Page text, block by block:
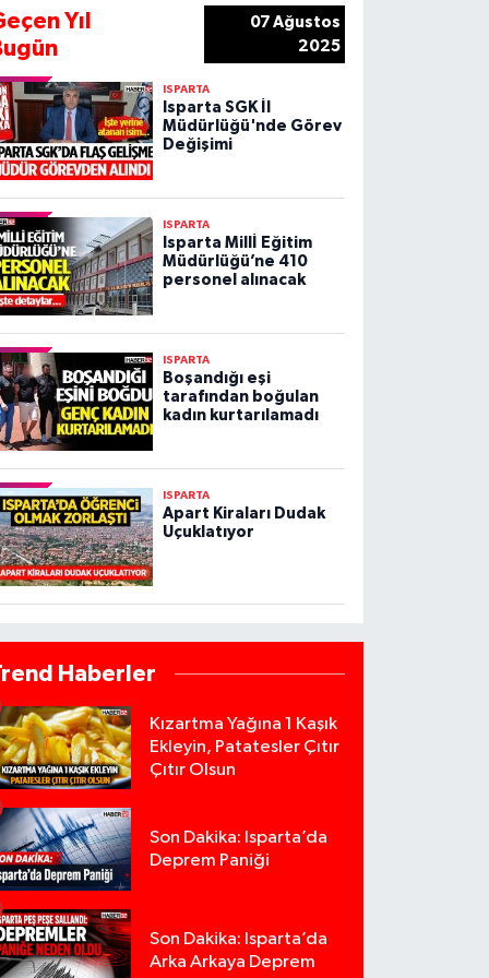
Yıl
07 Ağustos
2025
ISPARTA
Isparta SGK İl
Müdürlüğü'nde Görev
Değişimi
ISPARTA
Isparta Millİ Eğitim
Müdürlüğü’ne 410
personel alınacak
ISPARTA
Boşandığı eşi
tarafından boğulan
kadın kurtarılamadı
ISPARTA
Apart Kiraları Dudak
Uçuklatıyor
Haberler
Kızartma Yağına 1 Kaşık
Ekleyin, Patatesler Çıtır
Çıtır Olsun
Son Dakika: Isparta’da
Deprem Paniği
Son Dakika: Isparta’da
Arka Arkaya Deprem